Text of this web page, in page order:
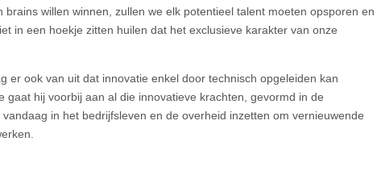
brains willen winnen, zullen we elk potentieel talent moeten opsporen en
in een hoekje zitten huilen dat het exclusieve karakter van onze
er ook van uit dat innovatie enkel door technisch opgeleiden kan
gaat hij voorbij aan al die innovatieve krachten, gevormd in de
in het bedrijfsleven en de overheid inzetten om vernieuwende